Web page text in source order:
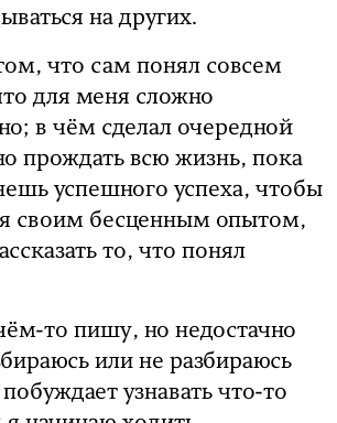
на других.
что сам понял совсем
для меня сложно
в чём сделал очередной
прождать всю жизнь, пока
успешного успеха, чтобы
своим бесценным опытом,
то, что понял
то пишу, но недостачно
или не разбираюсь
узнавать что-то